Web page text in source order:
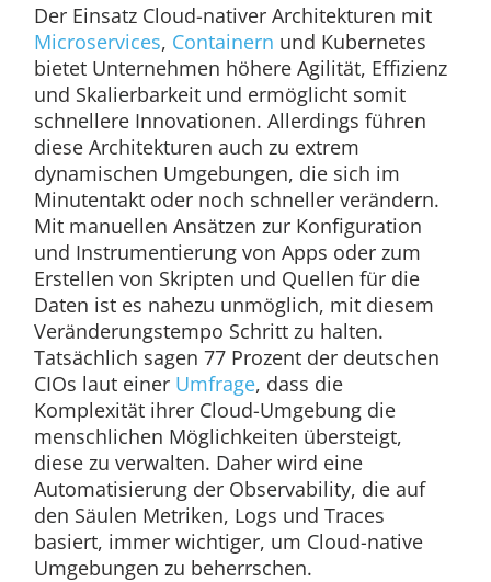
Der Einsatz Cloud-nativer Architekturen mit
Microservices, Containern und Kubernetes
bietet Unternehmen höhere Agilität, Effizienz
und Skalierbarkeit und ermöglicht somit
schnellere Innovationen. Allerdings führen
diese Architekturen auch zu extrem
dynamischen Umgebungen, die sich im
Minutentakt oder noch schneller verändern.
Mit manuellen Ansätzen zur Konfiguration
und Instrumentierung von Apps oder zum
Erstellen von Skripten und Quellen für die
Daten ist es nahezu unmöglich, mit diesem
Veränderungstempo Schritt zu halten.
Tatsächlich sagen 77 Prozent der deutschen
CIOs laut einer Umfrage, dass die
Komplexität ihrer Cloud-Umgebung die
menschlichen Möglichkeiten übersteigt,
diese zu verwalten. Daher wird eine
Automatisierung der Observability, die auf
den Säulen Metriken, Logs und Traces
basiert, immer wichtiger, um Cloud-native
Umgebungen zu beherrschen.